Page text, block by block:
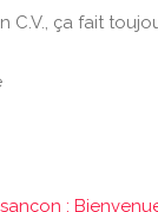
C.V., ça fait
: